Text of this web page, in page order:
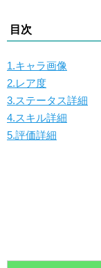
目次
1.キャラ画像
2.レア度
3.ステータス詳細
4.スキル詳細
5.評価詳細